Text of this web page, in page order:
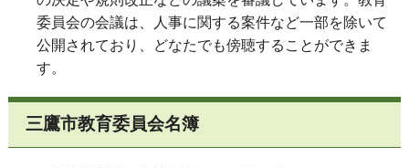
委員会の会議は、人事に関する案件など一部を除いて
公開されており、どなたでも傍聴することができま
す。
三鷹市教育委員会名簿